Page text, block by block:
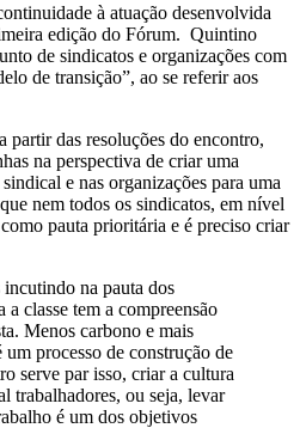
à atuação desenvolvida
edição do Fórum. Quintino
de sindicatos e organizações com
de transição”, ao se referir aos
partir das resoluções do encontro,
na perspectiva de criar uma
e nas organizações para uma
nem todos os sindicatos, em nível
pauta prioritária e é preciso criar
na pauta dos
classe tem a compreensão
Menos carbono e mais
um processo de construção de
serve par isso, criar a cultura
trabalhadores, ou seja, levar
é um dos objetivos